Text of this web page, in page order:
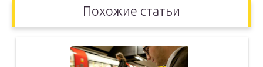
Похожие статьи